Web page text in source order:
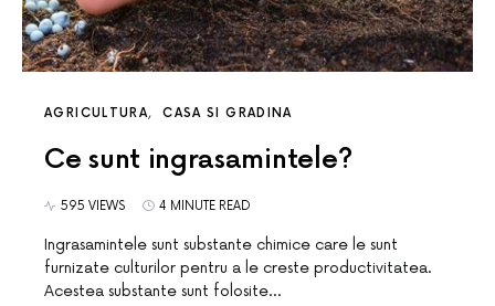
AGRICULTURA CASA SI GRADINA
Ce sunt ingrasamintele?
595 VIEWS 4 MINUTE READ
Ingrasamintele sunt substante chimice care le sunt
furnizate culturilor pentru a le creste productivitatea.
Acestea substante sunt folosite…